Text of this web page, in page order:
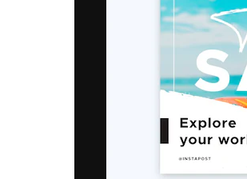
La
migliori lavori.
creativi,
Italiano